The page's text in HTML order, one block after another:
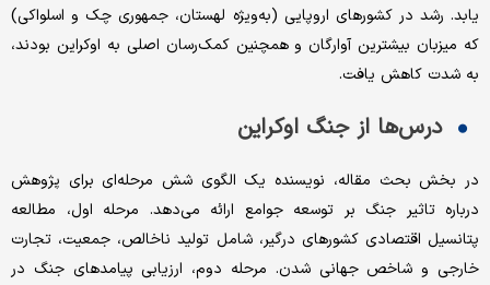
یابد. رشد در کشورهای اروپایی (به‌ویژه لهستان، جمهوری چک و اسلواکی)
که میزبان بیشترین آوارگان و همچنین کمک‌رسان اصلی به اوکراین بودند،
به شدت کاهش یافت.
درس‌‌ها از جنگ اوکراین
در بخش بحث مقاله، نویسنده یک الگوی شش مرحله‌ای برای پژوهش
درباره تاثیر جنگ بر توسعه جوامع ارائه می‌دهد. مرحله اول، مطالعه
پتانسیل اقتصادی کشورهای درگیر، شامل تولید ناخالص، جمعیت، تجارت
خارجی و شاخص جهانی شدن. مرحله دوم، ارزیابی پیامدهای جنگ در